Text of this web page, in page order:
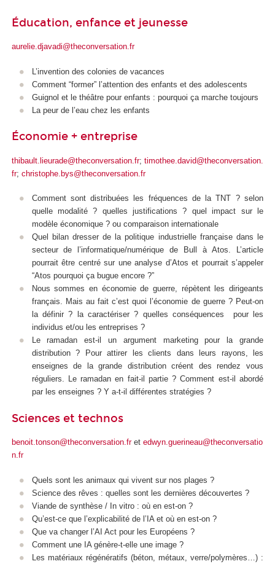
Éducation, enfance et jeunesse
aurelie.djavadi@theconversation.fr
L’invention des colonies de vacances
Comment “former” l’attention des enfants et des adolescents
Guignol et le théâtre pour enfants : pourquoi ça marche toujours
La peur de l’eau chez les enfants
Économie + entreprise
thibault.lieurade@theconversation.fr; timothee.david@theconversation.
fr; christophe.bys@theconversation.fr
Comment sont distribuées les fréquences de la TNT ? selon
quelle modalité ? quelles justifications ? quel impact sur le
modèle économique ? ou comparaison internationale
Quel bilan dresser de la politique industrielle française dans le
secteur de l’informatique/numérique de Bull à Atos. L’article
pourrait être centré sur une analyse d’Atos et pourrait s’appeler
“Atos pourquoi ça bugue encore ?”
Nous sommes en économie de guerre, répètent les dirigeants
français. Mais au fait c’est quoi l’économie de guerre ? Peut-on
la définir ? la caractériser ? quelles conséquences pour les
individus et/ou les entreprises ?
Le ramadan est-il un argument marketing pour la grande
distribution ? Pour attirer les clients dans leurs rayons, les
enseignes de la grande distribution créent des rendez vous
réguliers. Le ramadan en fait-il partie ? Comment est-il abordé
par les enseignes ? Y a-t-il différentes stratégies ?
Sciences et technos
benoit.tonson@theconversation.fret edwyn.guerineau@theconversatio
n.fr
Quels sont les animaux qui vivent sur nos plages ?
Science des rêves : quelles sont les dernières découvertes ?
Viande de synthèse / In vitro : où en est-on ?
Qu’est-ce que l’explicabilité de l’IA et où en est-on ?
Que va changer l’AI Act pour les Européens ?
Comment une IA génère-t-elle une image ?
Les matériaux régénératifs (béton, métaux, verre/polymères…) :